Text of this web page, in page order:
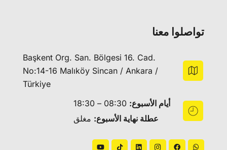
تواصلوا معنا
Başkent Org. San. Bölgesi 16. Cad.
No:14-16 Malıköy Sincan / Ankara /
Türkiye
أيام الأسبوع:
عطلة نهاية الأسبوع: مغلق